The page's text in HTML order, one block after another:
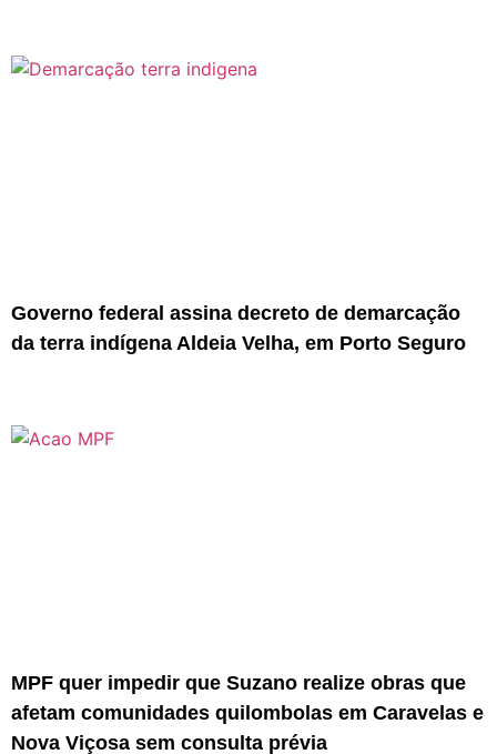
Governo federal assina decreto de demarcação
da terra indígena Aldeia Velha, em Porto Seguro
MPF quer impedir que Suzano realize obras que
afetam comunidades quilombolas em Caravelas e
Nova Viçosa sem consulta prévia